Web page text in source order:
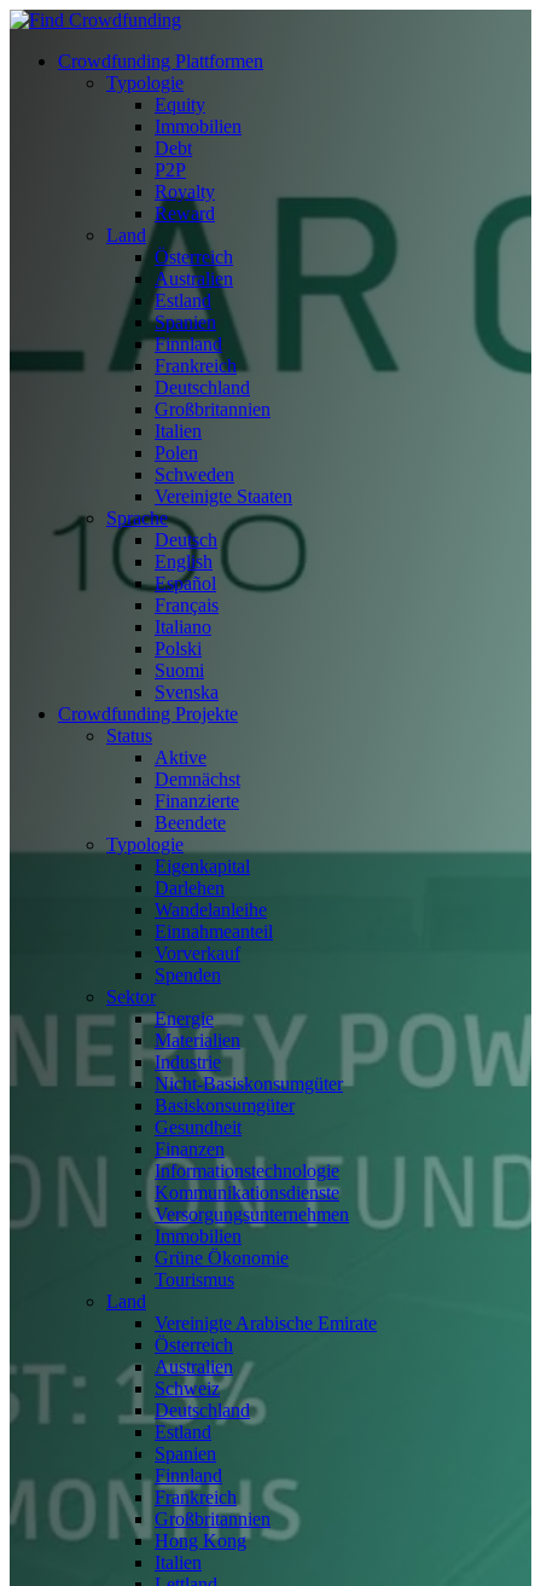
Crowdfunding Plattformen
Typologie
Equity
Immobilien
Debt
P2P
Royalty
Reward
Land
Österreich
Australien
Estland
Spanien
Finnland
Frankreich
Deutschland
Großbritannien
Italien
Polen
Schweden
Vereinigte Staaten
Sprache
Deutsch
English
Español
Français
Italiano
Polski
Suomi
Svenska
Crowdfunding Projekte
Status
Aktive
Demnächst
Finanzierte
Beendete
Typologie
Eigenkapital
Darlehen
Wandelanleihe
Einnahmeanteil
Vorverkauf
Spenden
Sektor
Energie
Materialien
Industrie
Nicht-Basiskonsumgüter
Basiskonsumgüter
Gesundheit
Finanzen
Informationstechnologie
Kommunikationsdienste
Versorgungsunternehmen
Immobilien
Grüne Ökonomie
Tourismus
Land
Vereinigte Arabische Emirate
Österreich
Australien
Schweiz
Deutschland
Estland
Spanien
Finnland
Frankreich
Großbritannien
Hong Kong
Italien